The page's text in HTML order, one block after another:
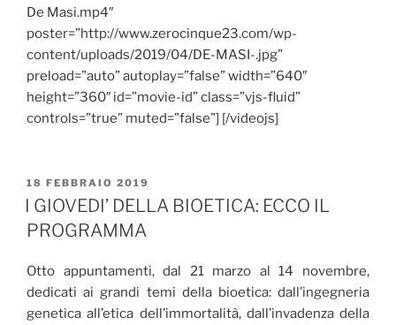
De Masi.mp4″
poster=”http://www.zerocinque23.com/wp-
content/uploads/2019/04/DE-MASI-.jpg”
preload=”auto” autoplay=”false” width=”640″
height=”360″ id=”movie-id” class=”vjs-fluid”
controls=”true” muted=”false”] [/videojs]
PUBBLICATO
IL
18 FEBBRAIO 2019
I GIOVEDI’ DELLA BIOETICA: ECCO IL
PROGRAMMA
Otto appuntamenti, dal 21 marzo al 14 novembre,
dedicati ai grandi temi della bioetica: dall’ingegneria
genetica all’etica dell’immortalità, dall’invadenza della